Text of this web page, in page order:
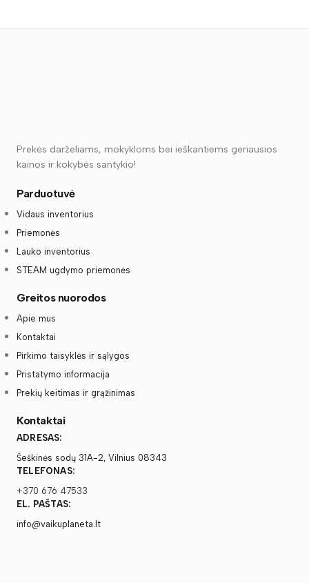
Prekės darželiams, mokykloms bei ieškantiems geriausios
kainos ir kokybės santykio!
Parduotuvė
Vidaus inventorius
Priemonės
Lauko inventorius
STEAM ugdymo priemonės
Greitos nuorodos
Apie mus
Kontaktai
Pirkimo taisyklės ir sąlygos
Pristatymo informacija
Prekių keitimas ir grąžinimas
Kontaktai
ADRESAS:
Šeškinės sodų 31A-2, Vilnius 08343
TELEFONAS:
+370 676 47533
EL. PAŠTAS:
info@vaikuplaneta.lt